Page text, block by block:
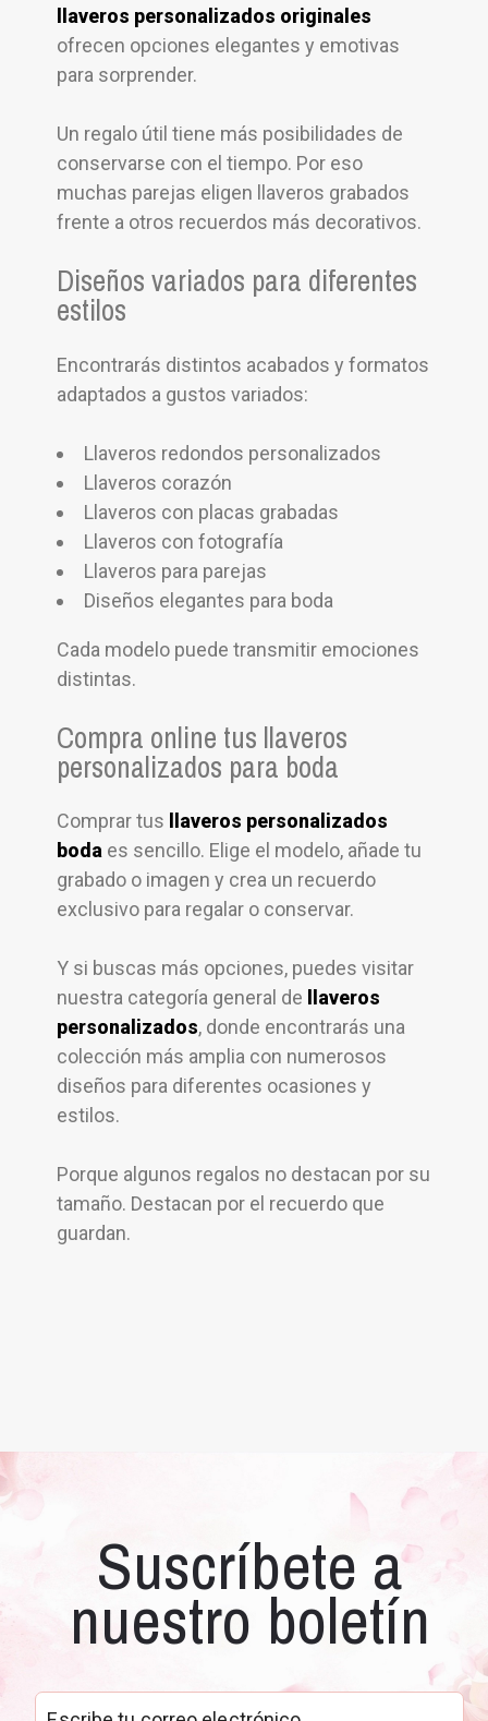
llaveros personalizados originales
ofrecen opciones elegantes y emotivas
para sorprender.
Un regalo útil tiene más posibilidades de
conservarse con el tiempo. Por eso
muchas parejas eligen llaveros grabados
frente a otros recuerdos más decorativos.
Diseños variados para diferentes
estilos
Encontrarás distintos acabados y formatos
adaptados a gustos variados:
Llaveros redondos personalizados
Llaveros corazón
Llaveros con placas grabadas
Llaveros con fotografía
Llaveros para parejas
Diseños elegantes para boda
Cada modelo puede transmitir emociones
distintas.
Compra online tus llaveros
personalizados para boda
Comprar tus
llaveros personalizados
boda es sencillo. Elige el modelo, añade tu
grabado o imagen y crea un recuerdo
exclusivo para regalar o conservar.
Y si buscas más opciones, puedes visitar
nuestra categoría general de
llaveros
personalizados, donde encontrarás una
colección más amplia con numerosos
diseños para diferentes ocasiones y
estilos.
Porque algunos regalos no destacan por su
tamaño. Destacan por el recuerdo que
guardan.
Suscríbete a
nuestro boletín